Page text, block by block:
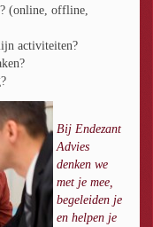
(online, offline,
activiteiten?
Bij Endezant
Advies
denken we
met je mee,
begeleiden je
en helpen je